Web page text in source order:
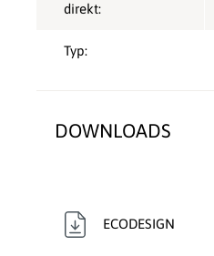
direkt:
Typ:
DOWNLOADS
ECODESIGN